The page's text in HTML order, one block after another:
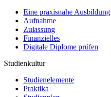
Eine praxisnahe Ausbildung
Aufnahme
Zulassung
Finanzielles
Digitale Diplome prüfen
Studienkultur
Studienelemente
Praktika